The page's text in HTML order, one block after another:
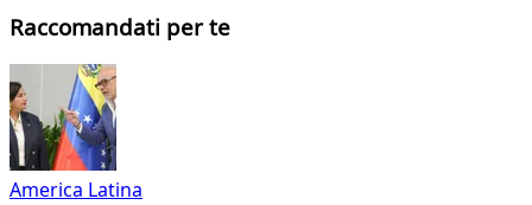
Raccomandati per te
America Latina